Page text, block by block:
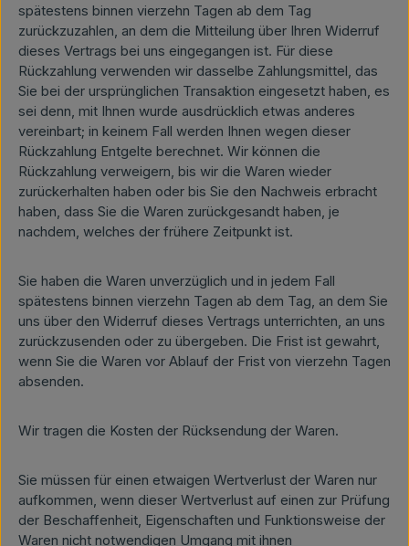
spätestens binnen vierzehn Tagen ab dem Tag
zurückzuzahlen, an dem die Mitteilung über Ihren Widerruf
dieses Vertrags bei uns eingegangen ist. Für diese
Rückzahlung verwenden wir dasselbe Zahlungsmittel, das
Sie bei der ursprünglichen Transaktion eingesetzt haben, es
sei denn, mit Ihnen wurde ausdrücklich etwas anderes
vereinbart; in keinem Fall werden Ihnen wegen dieser
Rückzahlung Entgelte berechnet. Wir können die
Rückzahlung verweigern, bis wir die Waren wieder
zurückerhalten haben oder bis Sie den Nachweis erbracht
haben, dass Sie die Waren zurückgesandt haben, je
nachdem, welches der frühere Zeitpunkt ist.
Sie haben die Waren unverzüglich und in jedem Fall
spätestens binnen vierzehn Tagen ab dem Tag, an dem Sie
uns über den Widerruf dieses Vertrags unterrichten, an uns
zurückzusenden oder zu übergeben. Die Frist ist gewahrt,
wenn Sie die Waren vor Ablauf der Frist von vierzehn Tagen
absenden.
Wir tragen die Kosten der Rücksendung der Waren.
Sie müssen für einen etwaigen Wertverlust der Waren nur
aufkommen, wenn dieser Wertverlust auf einen zur Prüfung
der Beschaffenheit, Eigenschaften und Funktionsweise der
Waren nicht notwendigen Umgang mit ihnen